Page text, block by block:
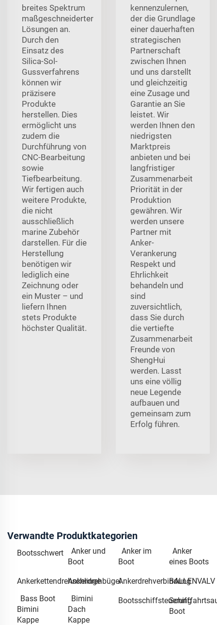
breites Spektrum
maßgeschneiderter
Lösungen an.
Durch den
Einsatz des
Silica-Sol-
Gussverfahrens
können wir
präzisere
Produkte
herstellen. Dies
ermöglicht uns
zudem die
Durchführung von
CNC-Bearbeitung
sowie
Tiefbearbeitung.
Wir fertigen auch
weitere Produkte,
die nicht
ausschließlich
marine Zubehör
darstellen. Für die
Herstellung
benötigen wir
lediglich eine
Zeichnung oder
ein Muster – und
liefern Ihnen
stets Produkte
höchster Qualität.
kennenzulernen,
der die Grundlage
einer dauerhaften
strategischen
Partnerschaft
zwischen Ihnen
und uns darstellt
und gleichzeitig
eine Zusage und
Garantie an Sie
leistet. Wir
werden Ihnen den
niedrigsten
Marktpreis
anbieten und bei
langfristiger
Zusammenarbeit
Priorität in der
Produktion
gewähren. Wir
werden unsere
Partner mit
Anker-
Verankerung
Respekt und
Ehrlichkeit
behandeln und
sind
zuversichtlich,
dass Sie durch
die vertiefte
Zusammenarbeit
Freunde von
ShengHui
werden. Lasst
uns eine völlig
neue Legende
aufbauen und
gemeinsam zum
Erfolg führen.
Verwandte Produktkategorien
Bootsschwert
Anker und
Boot
Anker im
Boot
Anker
eines Boots
Ankerkettendrehschlinge
AnkerdrehbügelAnkerdrehverbindungBALLENVALV
Bass Boot
Bimini
Kappe
Bimini
Dach
Kappe
Bootsschiffsteuerung
Boot